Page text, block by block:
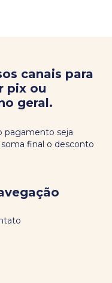
canais para
pix ou
geral.
pagamento seja
final o desconto